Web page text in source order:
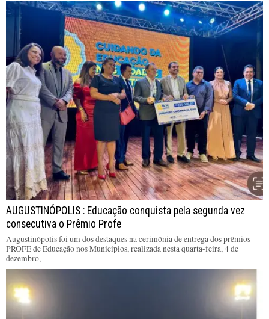
AUGUSTINÓPOLIS : Educação conquista pela segunda vez
consecutiva o Prêmio Profe
Augustinópolis foi um dos destaques na cerimônia de entrega dos prêmios
PROFE de Educação nos Municípios, realizada nesta quarta-feira, 4 de
dezembro,